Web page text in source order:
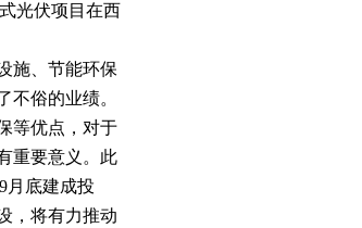
光伏项目在西
施、节能环保
不俗的业绩。
等优点，对于
重要意义。此
9月底建成投
，将有力推动